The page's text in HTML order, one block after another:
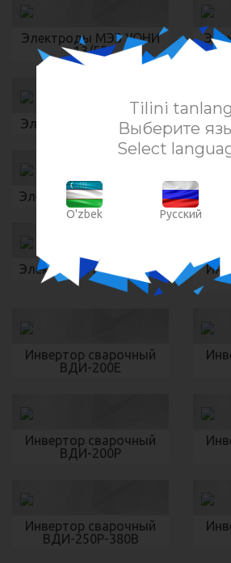
Tilini tanlang
Выберите
Select
O'zbek Русский
Электроды МЭЗ УОНИ
13/55
Электроды МЭЗ Т-590
Электроды МЭЗ ЦЛ-11
Электроды МЭЗ ОЗЛ-6
Инвертор сварочный
ВДИ-200Е
Инвертор сварочный
ВДИ-200Р
Инвертор сварочный
ВДИ-250Р-380В